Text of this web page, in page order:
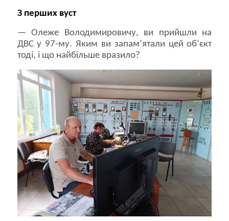
З перших вуст
— Олеже Володимировичу, ви прийшли на
ДВС у 97-му. Яким ви запам’ятали цей об’єкт
тоді, і що найбільше вразило?